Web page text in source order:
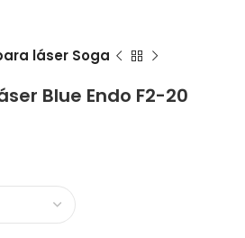
láser Soga
Blue Endo F2-20